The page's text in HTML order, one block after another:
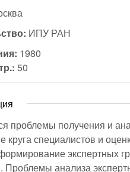
ИПУ РАН
1980
50
проблемы получения и
круга специалистов и
экспертных
Проблемы анализа